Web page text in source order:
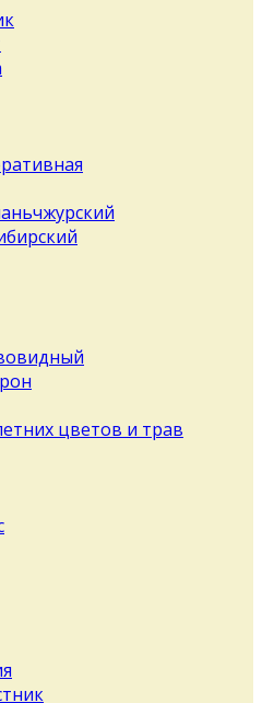
цветов и трав